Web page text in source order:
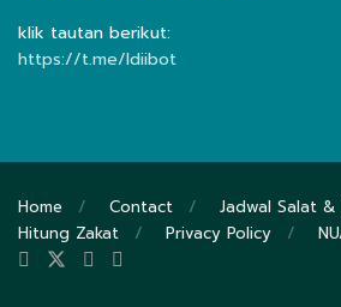
klik tautan berikut:
https://t.me/ldiibot
Home Contact
Jadwal Salat &
Hitung Zakat
Privacy Policy